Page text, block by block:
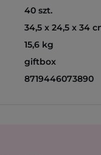
40 szt.
34,5 x 24,5 x 34
15,6 kg
giftbox
8719446073890